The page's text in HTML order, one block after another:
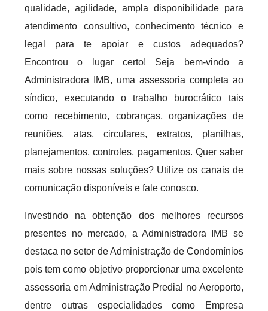
qualidade, agilidade, ampla disponibilidade para
atendimento consultivo, conhecimento técnico e
legal para te apoiar e custos adequados?
Encontrou o lugar certo! Seja bem-vindo a
Administradora IMB, uma assessoria completa ao
síndico, executando o trabalho burocrático tais
como recebimento, cobranças, organizações de
reuniões, atas, circulares, extratos, planilhas,
planejamentos, controles, pagamentos. Quer saber
mais sobre nossas soluções? Utilize os canais de
comunicação disponíveis e fale conosco.
Investindo na obtenção dos melhores recursos
presentes no mercado, a Administradora IMB se
destaca no setor de Administração de Condomínios
pois tem como objetivo proporcionar uma excelente
assessoria em Administração Predial no Aeroporto,
dentre outras especialidades como Empresa